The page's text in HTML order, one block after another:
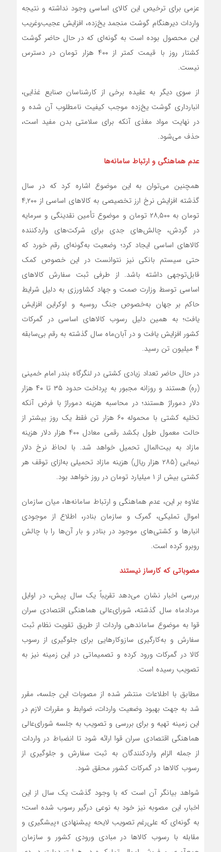
عزمی برای ترخیص این کالای اساسی وجود نداشته و نتیجه
واردات دیرهنگام گوشت منجمد یخ‌زده، افزایش عجیب‌وغریب
این محصول بوده است به گونه‌ای که در حال حاضر گوشت
کشتار روز با قیمت کمتر از ۴۰۰ هزار تومان در دسترس
نیست.
از سوی دیگر به عقیده برخی از کارشناسان صنایع غذایی،
انبارداری گوشت یخ‌زده موجب کیفیت نامطلوب آن شده و
در نهایت مواد مغذی آنکه برای سلامتی بدن مفید است،
حذف می‌شود.
عدم هماهنگی و ارتباط سامانه‌ها
همچنین می‌توان به این موضوع اشاره کرد که در سال
گذشته افزایش نرخ ارز تخصیصی به کالاهای اساسی از ۴,۲۰۰
تومان به ۲۸,۵۰۰ تومان و موضوع تأمین نقدینگی و سرمایه
در گردش، چالش‌های جدی برای شرکت‌های واردکننده
کالاهای اساسی ایجاد کرد؛ وضعیت به‌گونه‌ای رقم خورد که
حتی سیستم بانکی نیز نتوانست در این خصوص کمک
قابل‌توجهی داشته باشد. از طرفی ثبت سفارش کالاهای
اساسی توسط وزارت صمت و جهاد کشاورزی به دلیل شرایط
حاکم بر جهان به‌خصوص جنگ روسیه و اوکراین افزایش
یافت؛ به همین دلیل رسوب کالاهای اساسی در گمرکات
کشور افزایش یافت و در آبان‌ماه سال گذشته به رقم بی‌سابقه
۴ میلیون تن رسید.
در حال حاضر تعداد زیادی کشتی در لنگرگاه بندر امام خمینی
(ره) هستند و روزانه مجبور به پرداخت حدود ۳۵ تا ۴۰ هزار
دلار دموراژ هستند؛ در محاسبه هزینه دموراژ با فرض آنکه
تخلیه کشتی با محموله ۶۰ هزار تن فقط یک روز بیشتر از
حالت معمول طول بکشد رقمی معادل ۴۰۰ هزار دلار هزینه
مازاد به بیت‌المال تحمیل خواهد شد. با لحاظ نرخ دلار
نیمایی (۲۸۵ هزار ریال) هزینه مازاد تحمیلی به‌ازای توقف هر
کشتی بیش از ۱ میلیارد تومان در روز خواهد بود.
علاوه بر این، عدم هماهنگی و ارتباط سامانه‌ها، میان سازمان
اموال تملیکی، گمرک و سازمان بنادر، اطلاع از موجودی
انبارها و کشتی‌های موجود در بنادر و بار آن‌ها را با چالش
روبرو کرده است.
مصوباتی که کارساز نیستند
بررسی اخبار نشان می‌دهد تقریباً یک سال پیش، در اوایل
مردادماه سال گذشته، شورای‌عالی هماهنگی اقتصادی سران
قوا به موضوع ساماندهی واردات از طریق تقویت نظام ثبت
سفارش و به‌کارگیری سازوکارهایی برای جلوگیری از رسوب
کالا در گمرکات ورود کرده و تصمیماتی در این زمینه نیز به
تصویب رسیده است.
مطابق با اطلاعات منتشر شده از مصوبات این جلسه، مقرر
شد به جهت بهبود وضعیت واردات، ضوابط و مقررات لازم در
این زمینه تهیه و برای بررسی و تصویب به جلسه شورای‌عالی
هماهنگی اقتصادی سران قوا ارائه شود تا انضباط در واردات
از جمله الزام واردکنندگان به ثبت سفارش و جلوگیری از
رسوب کالاها در گمرکات کشور محقق شود.
شواهد بیانگر آن است که با وجود گذشت یک سال از این
اخبار، این مصوبه نیز خود به نوعی درگیر رسوب شده است؛
به گونه‌ای که علی‌رغم تصویب لایحه پیشنهادی «پیشگیری و
مقابله با رسوب کالاها در مبادی ورودی کشور و سازمان